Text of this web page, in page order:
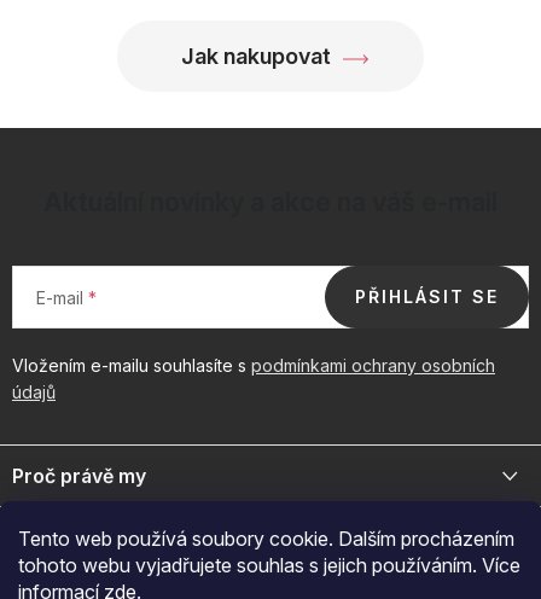
Tento web používá soubory cookie. Dalším procházením
tohoto webu vyjadřujete souhlas s jejich používáním. Více
informací zde.
Jak nakupovat
E-mail
Vložením e-mailu souhlasíte s podmínkami ochrany osobních
údajů
PŘIHLÁSIT SE
á
pProč právě my
byznys. Spojte se s námi pro exkluzivní velkoobchodní nabídky.
Důležité odkazy
Naš značky